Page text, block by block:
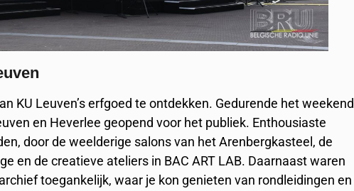
KU Leuven’s erfgoed te ontdekken. Gedurende het weekend
en Heverlee geopend voor het publiek. Enthousiaste
door de weelderige salons van het Arenbergkasteel, de
en de creatieve ateliers in BAC ART LAB. Daarnaast waren
toegankelijk, waar je kon genieten van rondleidingen en